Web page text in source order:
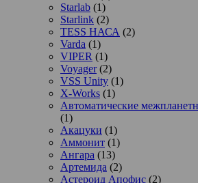
Starlab (1)
Starlink (2)
TESS НАСА (2)
Varda (1)
VIPER (1)
Voyager(2)
VSS Unity (1)
X-Works (1)
Автоматические
(1)
Акацуки (1)
Аммонит (1)
Ангара (13)
Артемида (2)
Астероид Апофис (2)